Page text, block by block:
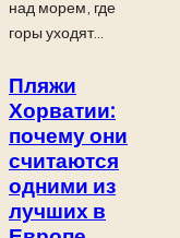
над морем, где
горы уходят...
Пляжи
Хорватии:
почему они
считаются
одними из
лучших в